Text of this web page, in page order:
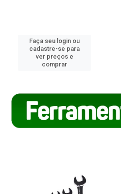
Faça seu login ou
cadastre-se para
ver preços e
comprar